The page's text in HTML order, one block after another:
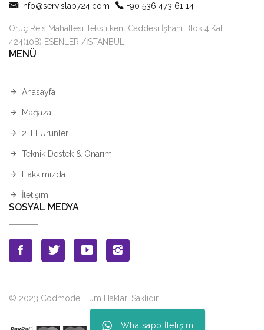
info@servislab724.com +90 536 473 61 14
Oruç Reis Mahallesi Tekstilkent Caddesi İşhanı Blok 4.Kat
424(108) ESENLER /İSTANBUL
MENÜ
Anasayfa
Mağaza
2. El Ürünler
Teknik Destek & Onarım
Hakkımızda
İletişim
SOSYAL MEDYA
© 2023 Codmode. Tüm Hakları Saklıdır.
Whatsapp İletişim